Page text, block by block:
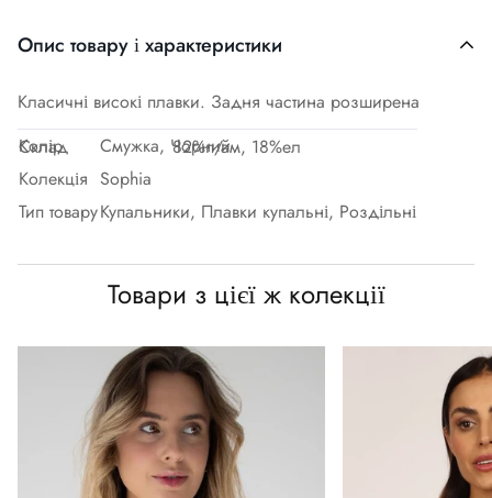
Опис товару і характеристики
Класичні високі плавки. Задня частина розширена
Склад
82%п/ам, 18%ел
Колір
Смужка, Чорний
Колекція Sophia
Тип товаруКупальники, Плавки купальні, Роздільні
Товари з цієї ж колекції